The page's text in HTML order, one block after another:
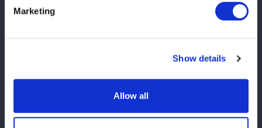
Marketing
Show details
Allow all
手描き風の繊細なタッチが印象的で、カジュアルな中にも遊び心
淡いカラーリングとナチュラルなグラフィックが調和し、
■サイズ：LL～5L